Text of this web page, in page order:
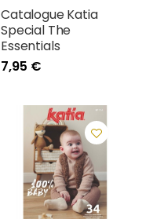
Catalogue Katia
Special The
Essentials
7,95 €